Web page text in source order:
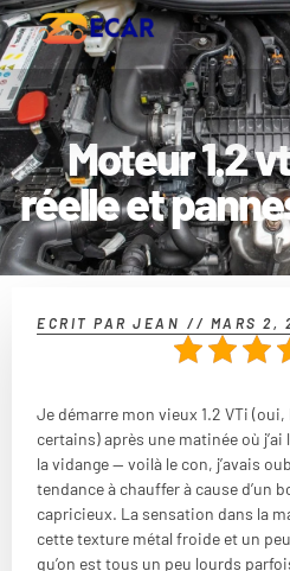
Moteur 1.2
réelle et
ECRIT PAR JEAN // MARS 2,
Je démarre mon vieux 1.2 VTi
certains) après une matinée où
la vidange — voilà le con, j’avais
tendance à chauffer à cause d’un
capricieux. La sensation dans la
cette texture métal froide et un
qu’on est tous un peu lourds